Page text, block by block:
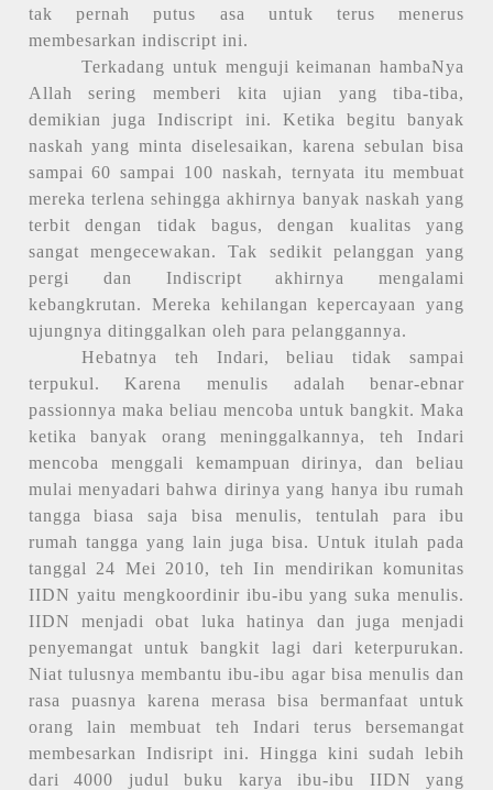
tak pernah putus asa untuk terus menerus
membesarkan indiscript ini.
Terkadang untuk menguji keimanan hambaNya
Allah sering memberi kita ujian yang tiba-tiba,
demikian juga Indiscript ini. Ketika begitu banyak
naskah yang minta diselesaikan, karena sebulan bisa
sampai 60 sampai 100 naskah, ternyata itu membuat
mereka terlena sehingga akhirnya banyak naskah yang
terbit dengan tidak bagus, dengan kualitas yang
sangat mengecewakan. Tak sedikit pelanggan yang
pergi dan Indiscript akhirnya mengalami
kebangkrutan. Mereka kehilangan kepercayaan yang
ujungnya ditinggalkan oleh para pelanggannya.
Hebatnya teh Indari, beliau tidak sampai
terpukul. Karena menulis adalah benar-ebnar
passionnya maka beliau mencoba untuk bangkit. Maka
ketika banyak orang meninggalkannya, teh Indari
mencoba menggali kemampuan dirinya, dan beliau
mulai menyadari bahwa dirinya yang hanya ibu rumah
tangga biasa saja bisa menulis, tentulah para ibu
rumah tangga yang lain juga bisa. Untuk itulah pada
tanggal 24 Mei 2010, teh Iin mendirikan komunitas
IIDN yaitu mengkoordinir ibu-ibu yang suka menulis.
IIDN menjadi obat luka hatinya dan juga menjadi
penyemangat untuk bangkit lagi dari keterpurukan.
Niat tulusnya membantu ibu-ibu agar bisa menulis dan
rasa puasnya karena merasa bisa bermanfaat untuk
orang lain membuat teh Indari terus bersemangat
membesarkan Indisript ini. Hingga kini sudah lebih
dari 4000 judul buku karya ibu-ibu IIDN yang